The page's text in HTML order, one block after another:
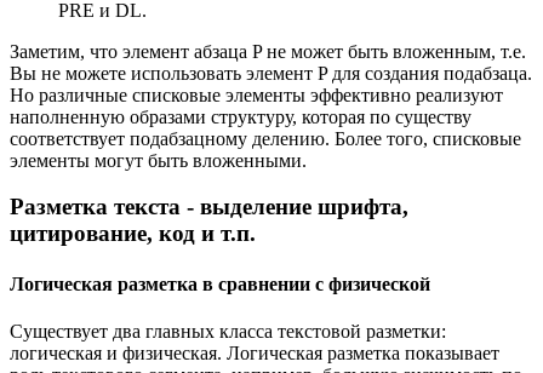
PRE и DL.
Заметим, что элемент абзаца P не может быть вложенным, т.е.
Вы не можете использовать элемент P для создания подабзаца.
Но различные списковые элементы эффективно реализуют
наполненную образами структуру, которая по существу
соответствует подабзацному делению. Более того, списковые
элементы могут быть вложенными.
Разметка текста - выделение шрифта,
цитирование, код и т.п.
Логическая разметка в сравнении с физической
Существует два главных класса текстовой разметки:
логическая и физическая. Логическая разметка показывает